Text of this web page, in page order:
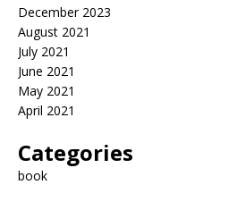
December 2023
August 2021
July 2021
June 2021
May 2021
April 2021
Categories
book